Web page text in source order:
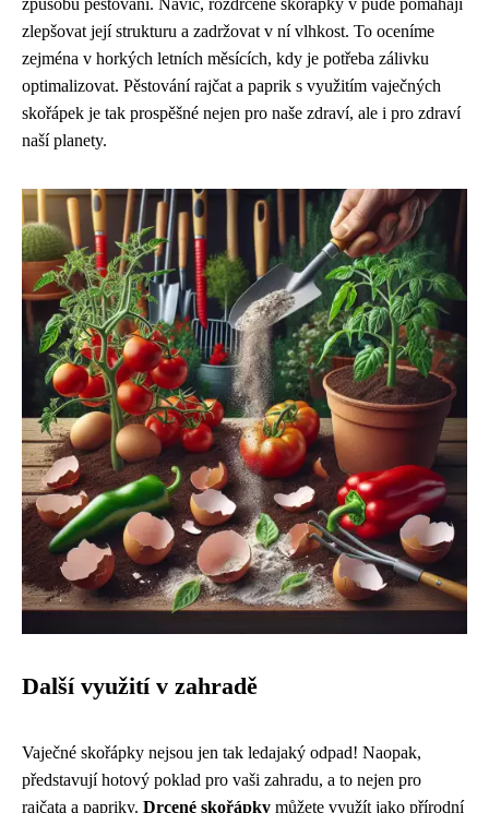
způsobu pěstování. Navíc, rozdrcené skořápky v půdě pomáhají
zlepšovat její strukturu a zadržovat v ní vlhkost. To oceníme
zejména v horkých letních měsících, kdy je potřeba zálivku
optimalizovat. Pěstování rajčat a paprik s využitím vaječných
skořápek je tak prospěšné nejen pro naše zdraví, ale i pro zdraví
naší planety.
Další využití v zahradě
Vaječné skořápky nejsou jen tak ledajaký odpad! Naopak,
představují hotový poklad pro vaši zahradu, a to nejen pro
rajčata a papriky. Drcené skořápky můžete využít jako přírodní